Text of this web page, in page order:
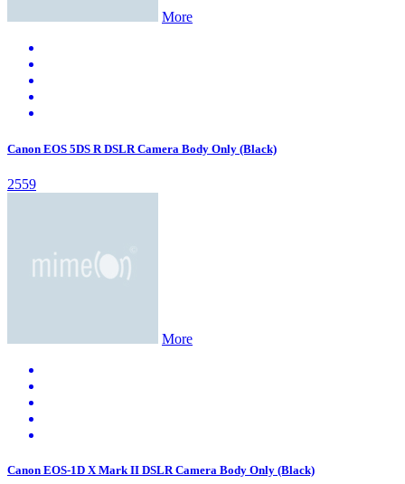
More
Canon EOS 5DS R DSLR Camera Body Only (Black)
2559
More
Canon EOS-1D X Mark II DSLR Camera Body Only (Black)